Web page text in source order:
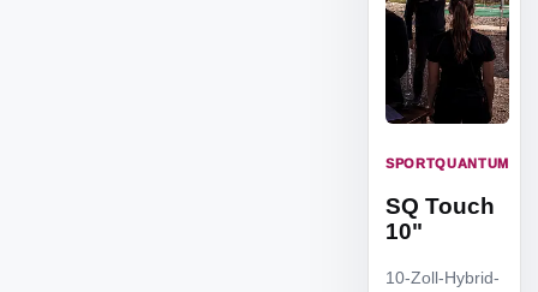
SPORTQUANTUM
SQ Touch
10"
10-Zoll-Hybrid-